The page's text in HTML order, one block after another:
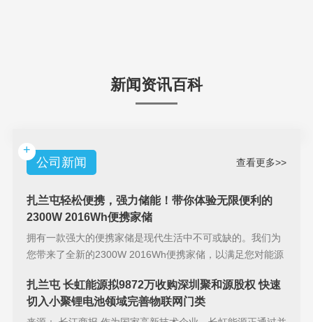
新闻资讯百科
+
公司新闻
查看更多>>
扎兰屯轻松便携，强力储能！带你体验无限便利的
2300W 2016Wh便携家储
拥有一款强大的便携家储是现代生活中不可或缺的。我们为
您带来了全新的2300W 2016Wh便携家储，以满足您对能源
扎兰屯 长虹能源拟9872万收购深圳聚和源股权 快速
切入小聚锂电池领域完善物联网门类